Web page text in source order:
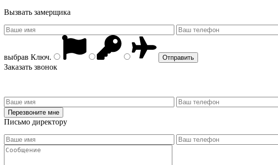
Вызвать замерщика
выбрав Ключ.
Заказать звонок
Письмо директору